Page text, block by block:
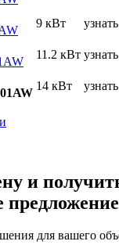
9 кВт
11.2 кВт
14 кВт
и
предложение
для вашего